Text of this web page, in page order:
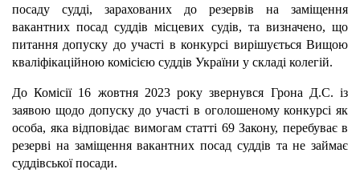
посаду судді, зарахованих до резервів на заміщення
вакантних посад суддів місцевих судів, та визначено, що
питання допуску до участі в конкурсі вирішується Вищою
кваліфікаційною комісією суддів України у складі колегій.
До Комісії 16 жовтня 2023 року звернувся Грона Д.С. із
заявою щодо допуску до участі в оголошеному конкурсі як
особа, яка відповідає вимогам статті 69 Закону, перебуває в
резерві на заміщення вакантних посад суддів та не займає
суддівської посади.